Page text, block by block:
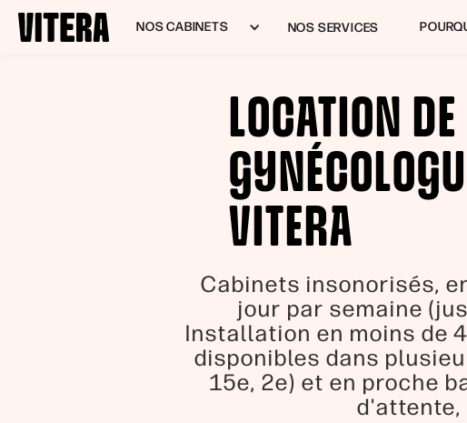
NOS CABINETS NOS SERVICES
LOCATION
VITERA
Cabinets insonorisés,
jour par semaine
Installation en moins de
disponibles dans
15e, 2e) et en proche
d'attente,